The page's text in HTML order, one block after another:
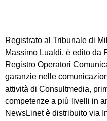
Registrato al Tribunale di
Massimo Lualdi, è edito da
Registro Operatori
garanzie nelle
attività di Consultmedia,
competenze a più livelli in
NewsLinet è distribuito via